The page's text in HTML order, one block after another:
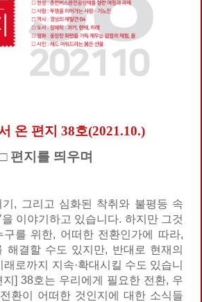
온 편지 38호(2021.10.)
□ 편지를 띄우며
기, 그리고 심화된 착취와 불평등 속
을 이야기하고 있습니다. 하지만 그것
를 위한, 어떠한 전환인가에 따라,
해결할 수도 있지만, 반대로 현재의
로까지 지속·확대시킬 수도 있습니
] 38호는 우리에게 필요한 전환, 우
환이 어떠한 것인지에 대한 소식들